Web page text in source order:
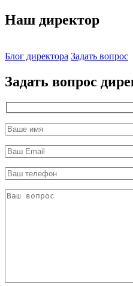
Наш директор
Блог директора Задать вопрос
Задать вопрос